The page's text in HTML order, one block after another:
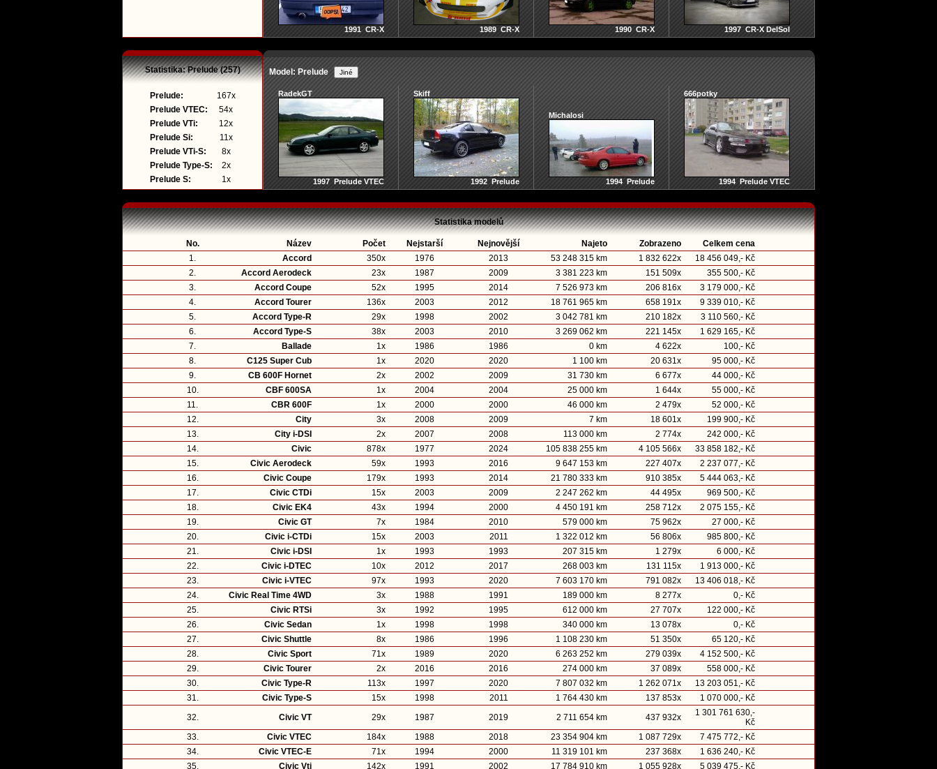
1991 CR-X 1989 CR-X 1990 CR-X 1997 CR-X DelSol
Statistika: Prelude (257) Model: Prelude
Prelude:
167x
Prelude VTEC:
54x
Prelude VTi:
12x
Prelude Si:
11x
Prelude VTi-S:
8x
Prelude Type-S:
2x
Prelude S:
1x
RadekGT
1997 Prelude VTEC
Skiff
1992 Prelude
Michalosi
1994 Prelude
666potky
1994 Prelude VTEC
Statistika modelů
No. Název Počet Nejstarší Nejnovější Najeto Zobrazeno
Celkem cena
1.
Accord 350x 1976 2013 53 248 315 km 1 832 622x
18 456 049,- Kč
2.
Accord Aerodeck 23x 1987 2009 3 381 223 km 151 509x
355 500,- Kč
3.
Accord Coupe 52x 1995 2014 7 526 973 km 206 816x
3 179 000,- Kč
4.
Accord Tourer 136x 2003 2012 18 761 965 km 658 191x
9 339 010,- Kč
5.
Accord Type-R 29x 1998 2002 3 042 781 km 210 182x
3 110 560,- Kč
6.
Accord Type-S 38x 2003 2010 3 269 062 km 221 145x
1 629 165,- Kč
7.
Ballade 1x 1986 1986 0 km 4 622x
100,- Kč
8.
C125 Super Cub 1x 2020 2020 1 100 km 20 631x
95 000,- Kč
9.
CB 600F Hornet 2x 2002 2009 31 730 km 6 677x
44 000,- Kč
10.
CBF 600SA 1x 2004 2004 25 000 km 1 644x
55 000,- Kč
11.
CBR 600F 1x 2000 2000 46 000 km 2 479x
52 000,- Kč
12.
City 3x 2008 2009 7 km 18 601x
199 900,- Kč
13.
City i-DSI 2x 2007 2008 113 000 km 2 774x
242 000,- Kč
14.
Civic 878x 1977 2024 105 838 255 km 4 105 566x
33 858 182,- Kč
15.
Civic Aerodeck 59x 1993 2016 9 647 153 km 227 407x
2 237 077,- Kč
16.
Civic Coupe 179x 1993 2014 21 780 333 km 910 385x
5 444 063,- Kč
17.
Civic CTDi 15x 2003 2009 2 247 262 km 44 495x
969 500,- Kč
18.
Civic EK4 43x 1994 2000 4 450 191 km 258 712x
2 075 155,- Kč
19.
Civic GT 7x 1984 2010 579 000 km 75 962x
27 000,- Kč
20.
Civic i-CTDi 15x 2003 2011 1 322 012 km 56 806x
985 800,- Kč
21.
Civic i-DSI 1x 1993 1993 207 315 km 1 279x
6 000,- Kč
22.
Civic i-DTEC 10x 2012 2017 268 003 km 131 115x
1 913 000,- Kč
23.
Civic i-VTEC 97x 1993 2020 7 603 170 km 791 082x
13 406 018,- Kč
24.
Civic Real Time 4WD 3x 1988 1991 189 000 km 8 277x
0,- Kč
25.
Civic RTSi 3x 1992 1995 612 000 km 27 707x
122 000,- Kč
26.
Civic Sedan 1x 1998 1998 340 000 km 13 078x
0,- Kč
27.
Civic Shuttle 8x 1986 1996 1 108 230 km 51 350x
65 120,- Kč
28.
Civic Sport 71x 1989 2020 6 263 252 km 279 039x
4 152 500,- Kč
29.
Civic Tourer 2x 2016 2016 274 000 km 37 089x
558 000,- Kč
30.
Civic Type-R 113x 1997 2020 7 807 032 km 1 262 071x
13 203 051,- Kč
31.
Civic Type-S 15x 1998 2011 1 764 430 km 137 853x
1 070 000,- Kč
32.
Civic VT 29x 1987 2019 2 711 654 km 437 932x
1 301 761 630,-
Kč
33.
Civic VTEC 184x 1988 2018 23 354 904 km 1 087 729x
7 475 772,- Kč
34.
Civic VTEC-E 71x 1994 2000 11 319 101 km 237 368x
1 636 240,- Kč
35.
Civic Vti 142x 1991 2002 17 784 910 km 1 055 928x 5 039 475,- Kč